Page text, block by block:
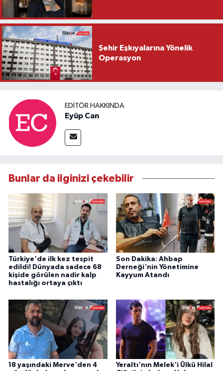
Şehir Eşkıyalarına Yönelik
Operasyon
EDITÖR HAKKINDA
Eyüp Can
Bunlar da ilginizi çekebilir
Türkiye'de ilk kez tespit
edildi! Dünyada sadece 68
kişide görülen nadir kalp
hastalığı ortaya çıktı
Son Dakika: Ahbap
Derneği'nin Yönetimine
Kayyum Atandı
18 yaşındaki Merve'den 4
Yeraltı'nın Melek'i Ülkü Hilal